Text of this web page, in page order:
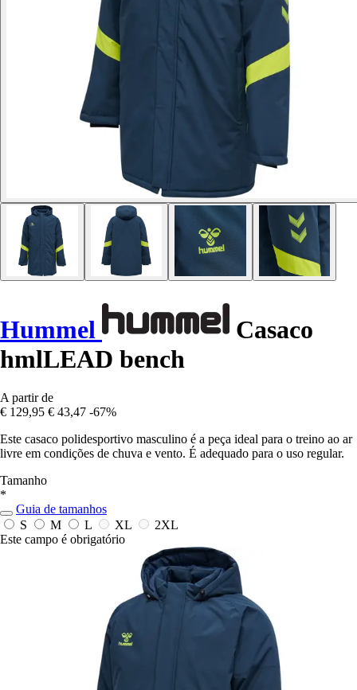
Hummel
Casaco
hmlLEAD bench
A partir de
€ 129,95 € 43,47 -67%
Este casaco polidesportivo masculino é a peça ideal para o treino ao ar
livre em condições de chuva e vento. É adequado para o uso regular.
Tamanho
*
Guia de tamanhos
S
M L XL
2XL
Este campo é obrigatório